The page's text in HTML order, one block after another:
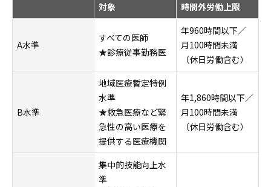
対象 時間外労働上限
A水準
すべての医師
★診療従事勤務医
年960時間以下／
月100時間未満
（休日労働含む）
B水準
地域医療暫定特例
水準
★救急医療など緊
急性の高い医療を
提供する医療機関
年1,860時間以下／
月100時間未満
（休日労働含む）
集中的技能向上水
準